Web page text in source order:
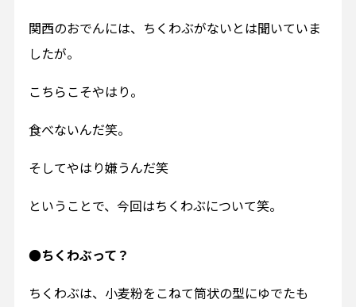
関西のおでんには、ちくわぶがないとは聞いていま
したが。
こちらこそやはり。
食べないんだ笑。
そしてやはり嫌うんだ笑
ということで、今回はちくわぶについて笑。
●ちくわぶって？
ちくわぶは、小麦粉をこねて筒状の型にゆでたも